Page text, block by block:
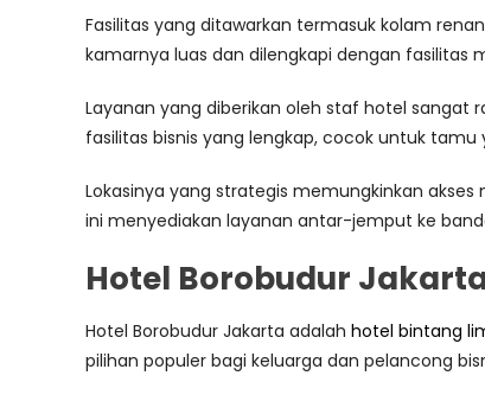
Fasilitas yang ditawarkan termasuk kolam
kamarnya luas dan dilengkapi dengan fasilitas
Layanan yang diberikan oleh staf hotel sangat
fasilitas bisnis yang lengkap, cocok untuk
Lokasinya yang strategis memungkinkan
ini menyediakan layanan antar-jemput ke
Hotel Borobudur
Hotel Borobudur Jakarta adalah hotel bintang
pilihan populer bagi keluarga dan pelancong